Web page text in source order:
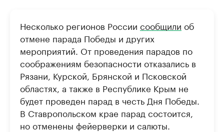
Несколько регионов России сообщили об
отмене парада Победы и других
мероприятий. От проведения парадов по
соображениям безопасности отказались в
Рязани, Курской, Брянской и Псковской
областях, а также в Республике Крым не
будет проведен парад в честь Дня Победы.
В Ставропольском крае парад состоится,
но отменены фейерверки и салюты.